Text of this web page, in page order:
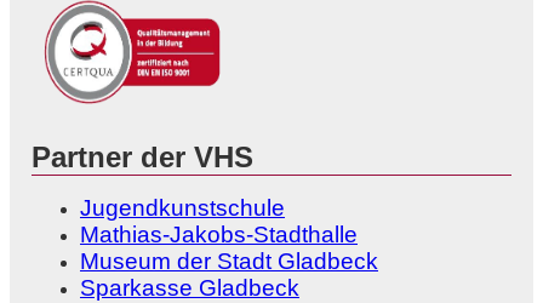
Partner der VHS
Jugendkunstschule
Mathias-Jakobs-Stadthalle
Museum der Stadt Gladbeck
Sparkasse Gladbeck